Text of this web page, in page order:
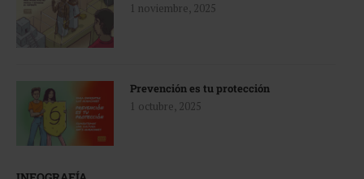
1 noviembre, 2025
Prevención es tu protección
1 octubre, 2025